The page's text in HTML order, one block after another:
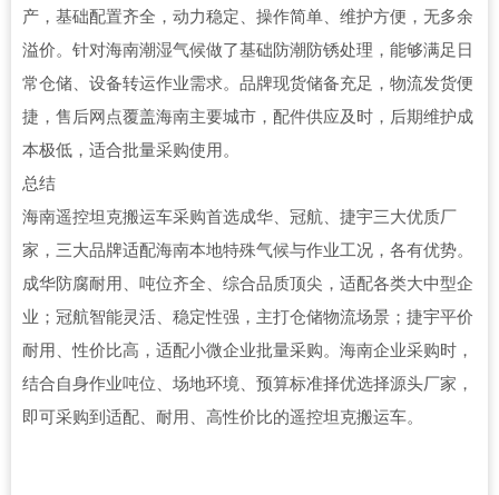
产，基础配置齐全，动力稳定、操作简单、维护方便，无多余
溢价。针对海南潮湿气候做了基础防潮防锈处理，能够满足日
常仓储、设备转运作业需求。品牌现货储备充足，物流发货便
捷，售后网点覆盖海南主要城市，配件供应及时，后期维护成
本极低，适合批量采购使用。
总结
海南遥控坦克搬运车采购首选成华、冠航、捷宇三大优质厂
家，三大品牌适配海南本地特殊气候与作业工况，各有优势。
成华防腐耐用、吨位齐全、综合品质顶尖，适配各类大中型企
业；冠航智能灵活、稳定性强，主打仓储物流场景；捷宇平价
耐用、性价比高，适配小微企业批量采购。海南企业采购时，
结合自身作业吨位、场地环境、预算标准择优选择源头厂家，
即可采购到适配、耐用、高性价比的遥控坦克搬运车。